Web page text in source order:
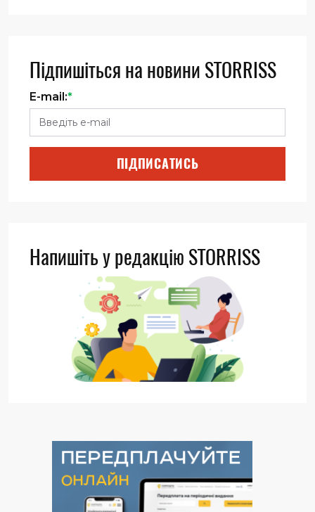
Підпишіться на новини STORRISS
E-mail:*
ПІДПИСАТИСЬ
Напишіть у редакцію STORRISS